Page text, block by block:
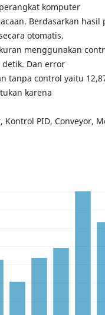
komputer
Berdasarkan hasil
otomatis.
menggunakan
Dan error
tanpa control yaitu
karena
Kontrol PID, Conveyor,